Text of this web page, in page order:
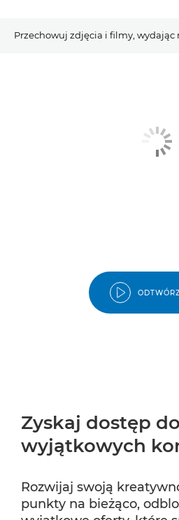
Przechowuj zdjęcia i filmy, wydając
Zyskaj dostęp do
wyjątkowych
Rozwijaj swoją
punkty na bieżąco,